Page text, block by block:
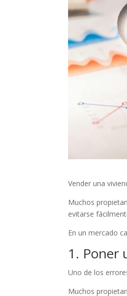
Vender una
Muchos
evitarse
En un mercado
1. Poner
Uno de los
Muchos